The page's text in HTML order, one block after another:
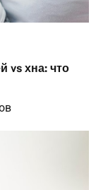
vs хна: что